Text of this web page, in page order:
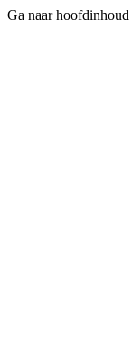
Ga naar hoofdinhoud